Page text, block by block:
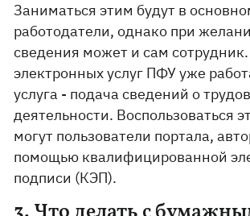
Заниматься этим будут в
работодатели, однако при
сведения может и сам
электронных услуг ПФУ уже
услуга - подача сведений о
деятельности. Воспользоваться
могут пользователи портала,
помощью квалифицированной
подписи (КЭП).